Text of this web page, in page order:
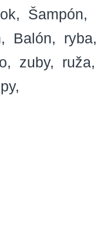
Šampón
Balón
ryba
zuby
ruža